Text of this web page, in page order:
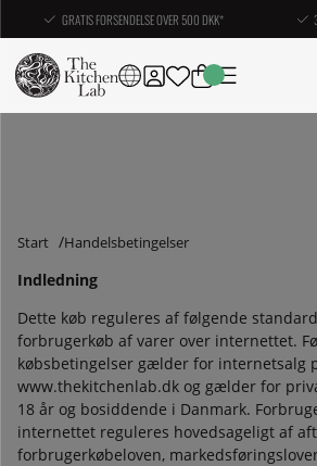
GRATIS FORSENDELSE OVER 500 DKK*
Start Handelsbetingelser
Indledning
Dette køb reguleres af følgende
forbrugerkøb af varer over internettet.
købsbetingelser gælder for internetsalg
www.thekitchenlab.dk og gælder for
18 år og bosiddende i Danmark.
internettet reguleres hovedsageligt af
forbrugerkøbeloven,